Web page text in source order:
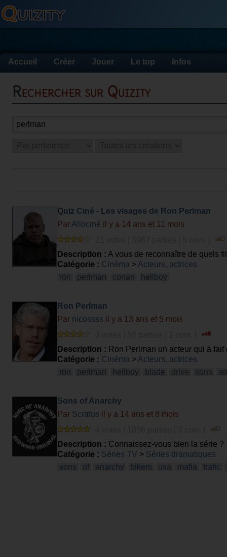
Accueil Créer Jouer Le top Infos
Rechercher sur Quizity
Quiz Ciné - Les visages de Ron Perlman
Par Allociné il y a 14 ans et 11 mois
Description : A vous de reconnaître de quels
Catégorie : Cinéma > Acteurs, actrices
ron
perlman conan hellboy
Ron Perlman
Par nicossss il y a 13 ans et 5 mois
Description : Ron Perlman un acteur qui a
film(s) d'après la photo
Catégorie : Cinéma > Acteurs, actrices
ron
perlman hellboy blade drive sons
Sons of Anarchy
Par Scrafus il y a 14 ans et 8 mois
Description : Connaissez-vous bien la série ?
Catégorie : Séries TV > Séries dramatiques
sons
of anarchy bikers usa mafia trafic